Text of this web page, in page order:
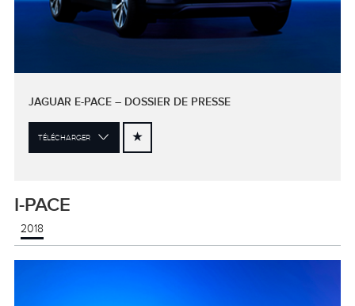
JAGUAR E-PACE – DOSSIER DE PRESSE
TÉLÉCHARGER
I-PACE
2018